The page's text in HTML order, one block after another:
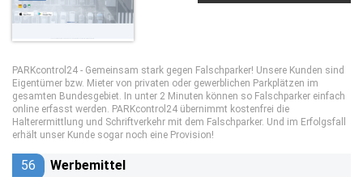
PARKcontrol24 - Gemeinsam stark gegen Falschparker! Unsere Kunden sind
Eigentümer bzw. Mieter von privaten oder gewerblichen Parkplätzen im
gesamten Bundesgebiet. In unter 2 Minuten können so Falschparker einfach
online erfasst werden. PARKcontrol24 übernimmt kostenfrei die
Halterermittlung und Schriftverkehr mit dem Falschparker. Und im Erfolgsfall
erhält unser Kunde sogar noch eine Provision!
56 Werbemittel